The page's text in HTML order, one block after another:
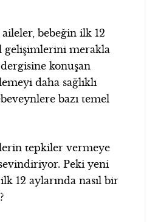
bebeğin ilk 12
gelişimlerini merakla
konuşan
daha sağlıklı
bazı temel
tepkiler vermeye
Peki yeni
12 aylarında nasıl bir